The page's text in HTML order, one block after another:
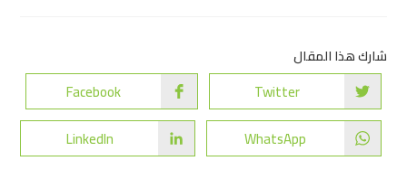
شارك هذا المقال
Twitter
Facebook
WhatsApp
LinkedIn